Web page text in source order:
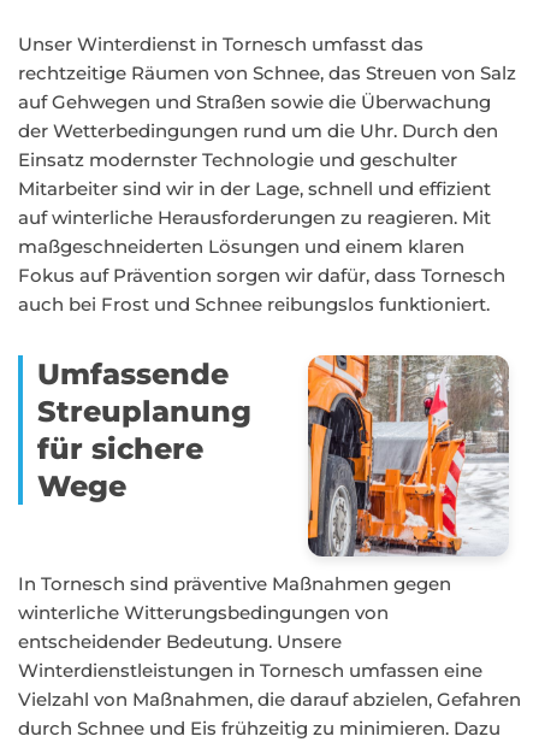
Unser Winterdienst in Tornesch umfasst das
rechtzeitige Räumen von Schnee, das Streuen von Salz
auf Gehwegen und Straßen sowie die Überwachung
der Wetterbedingungen rund um die Uhr. Durch den
Einsatz modernster Technologie und geschulter
Mitarbeiter sind wir in der Lage, schnell und effizient
auf winterliche Herausforderungen zu reagieren. Mit
maßgeschneiderten Lösungen und einem klaren
Fokus auf Prävention sorgen wir dafür, dass Tornesch
auch bei Frost und Schnee reibungslos funktioniert.
Umfassende
Streuplanung
für sichere
Wege
In Tornesch sind präventive Maßnahmen gegen
winterliche Witterungsbedingungen von
entscheidender Bedeutung. Unsere
Winterdienstleistungen in Tornesch umfassen eine
Vielzahl von Maßnahmen, die darauf abzielen, Gefahren
durch Schnee und Eis frühzeitig zu minimieren. Dazu